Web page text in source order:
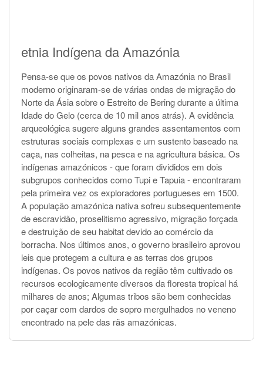
etnia Indígena da Amazónia
Pensa-se que os povos nativos da Amazónia no Brasil
moderno originaram-se de várias ondas de migração do
Norte da Ásia sobre o Estreito de Bering durante a última
Idade do Gelo (cerca de 10 mil anos atrás). A evidência
arqueológica sugere alguns grandes assentamentos com
estruturas sociais complexas e um sustento baseado na
caça, nas colheitas, na pesca e na agricultura básica. Os
indígenas amazónicos - que foram divididos em dois
subgrupos conhecidos como Tupi e Tapuia - encontraram
pela primeira vez os exploradores portugueses em 1500.
A população amazónica nativa sofreu subsequentemente
de escravidão, proselitismo agressivo, migração forçada
e destruição de seu habitat devido ao comércio da
borracha. Nos últimos anos, o governo brasileiro aprovou
leis que protegem a cultura e as terras dos grupos
indígenas. Os povos nativos da região têm cultivado os
recursos ecologicamente diversos da floresta tropical há
milhares de anos; Algumas tribos são bem conhecidas
por caçar com dardos de sopro mergulhados no veneno
encontrado na pele das rãs amazónicas.